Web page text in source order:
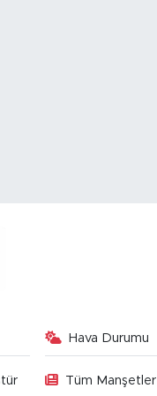
Hava Durumu
Tüm Manşetler